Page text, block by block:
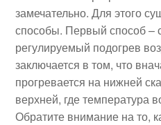
замечательно. Для этого
способы. Первый способ –
регулируемый подогрев
заключается в том, что
прогревается на нижней
верхней, где температура
Обратите внимание на то,